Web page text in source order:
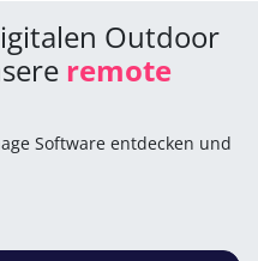
Outdoor
remote
Software entdecken und